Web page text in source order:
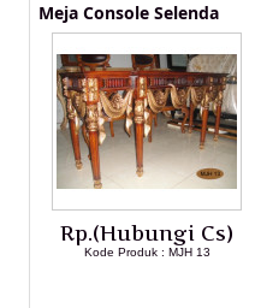
Meja Console Selenda
Rp.(Hubungi Cs)
Kode Produk : MJH 13